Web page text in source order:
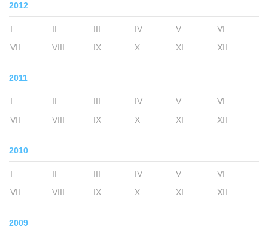
2012
I II III IV V
VI
VII
VIII IX X XI XII
2011
I II III IV V
VI
VII
VIII IX X XI XII
2010
I II III IV V
VI
VII
VIII IX X XI XII
2009